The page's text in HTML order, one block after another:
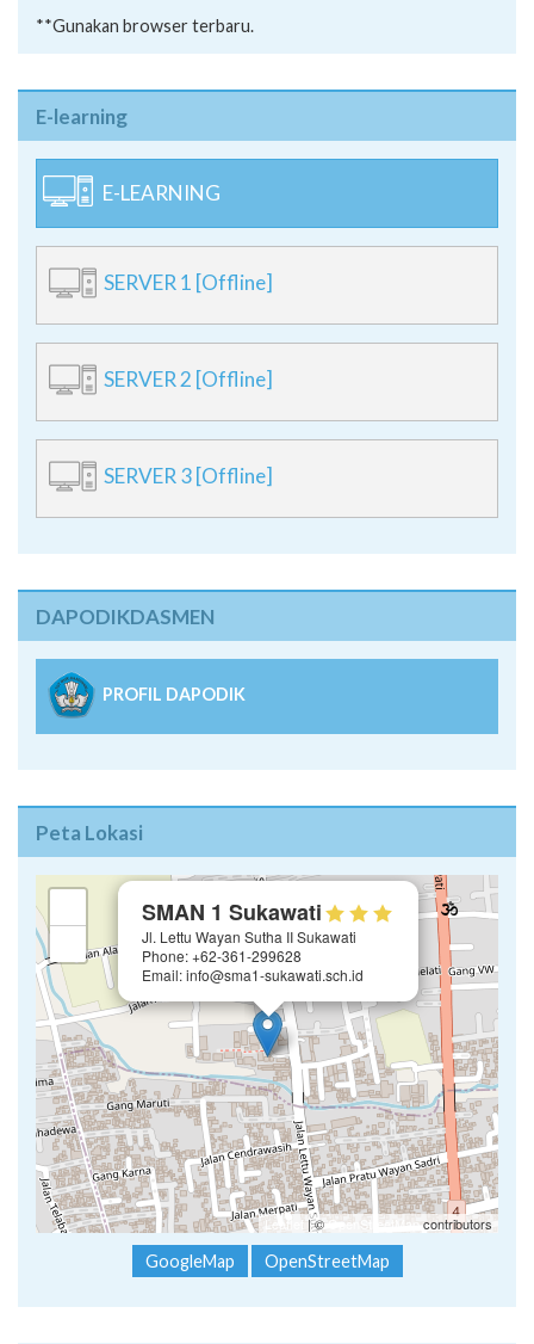
**Gunakan browser terbaru.
E-learning
E-LEARNING
SERVER 1 [Offline]
SERVER 2 [Offline]
SERVER 3 [Offline]
DAPODIKDASMEN
PROFIL DAPODIK
Peta Lokasi
SMAN 1 Sukawati
Jl. Lettu Wayan Sutha II Sukawati
Phone: +62-361-299628
Email: info@sma1-sukawati.sch.id
Leaflet | ©OpenStreetMap contributors
GoogleMap OpenStreetMap